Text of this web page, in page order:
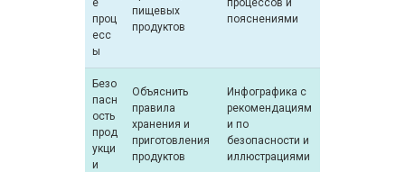
е
проц
есс
ы
пищевых
продуктов
процессов и
пояснениями
Безо
пасн
ость
прод
укци
и
Объяснить
правила
хранения и
приготовления
продуктов
Инфографика с
рекомендациям
и по
безопасности и
иллюстрациями